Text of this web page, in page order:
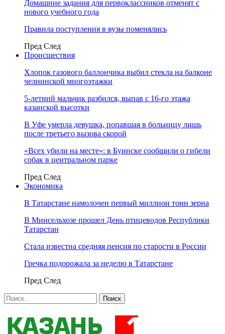
Домашние задания для первоклассников отменят с
нового учебного года
Правила поступления в вузы поменялись
Пред След
Происшествия
Хлопок газового баллончика выбил стекла на балконе
челнинской многоэтажки
5-летний мальчик разбился, выпав с 16-го этажа
казанской высотки
В Уфе умерла девушка, попавшая в больницу лишь
после третьего вызова скорой
«Всех убили на месте»: в Буинске сообщили о гибели
собак в центральном парке
Пред След
Экономика
В Татарстане намолочен первый миллион тонн зерна
В Минсельхозе прошел День птицеводов Республики
Татарстан
Стала известна средняя пенсия по старости в России
Гречка подорожала за неделю в Татарстане
Пред След